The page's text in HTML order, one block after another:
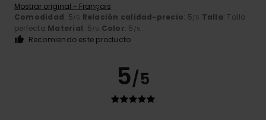
Mostrar original - Français
Comodidad: 5/5 Relación calidad-precio: 5/5 Talla: Talla
perfecta Material: 5/5 Color: 5 /5
Recomiendo este producto
5/5